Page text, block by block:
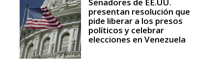
Senadores de EE.UU.
presentan resolución que
pide liberar a los presos
políticos y celebrar
elecciones en Venezuela